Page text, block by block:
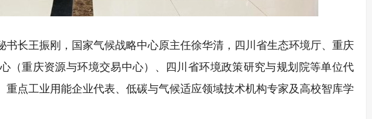
书长王振刚，国家气候战略中心原主任徐华清，四川省生态环境厅、重庆
（重庆资源与环境交易中心）、四川省环境政策研究与规划院等单位代
点工业用能企业代表、低碳与气候适应领域技术机构专家及高校智库学